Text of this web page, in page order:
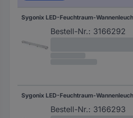
Bestell-Nr.: 3166292
Bestell-Nr.: 3166293